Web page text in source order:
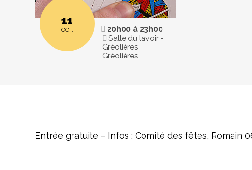
11
OCT. 20h00 à 23h00
Salle du lavoir -
Gréolières
Gréolières
Entrée gratuite – Infos : Comité des fêtes, Romain